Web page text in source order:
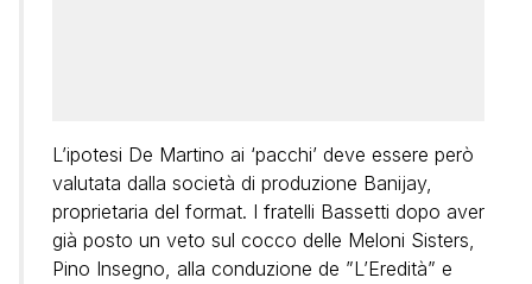
L’ipotesi De Martino ai ‘pacchi’ deve essere però
valutata dalla società di produzione Banijay,
proprietaria del format. I fratelli Bassetti dopo aver
già posto un veto sul cocco delle Meloni Sisters,
Pino Insegno, alla conduzione de ”L’Eredità” e